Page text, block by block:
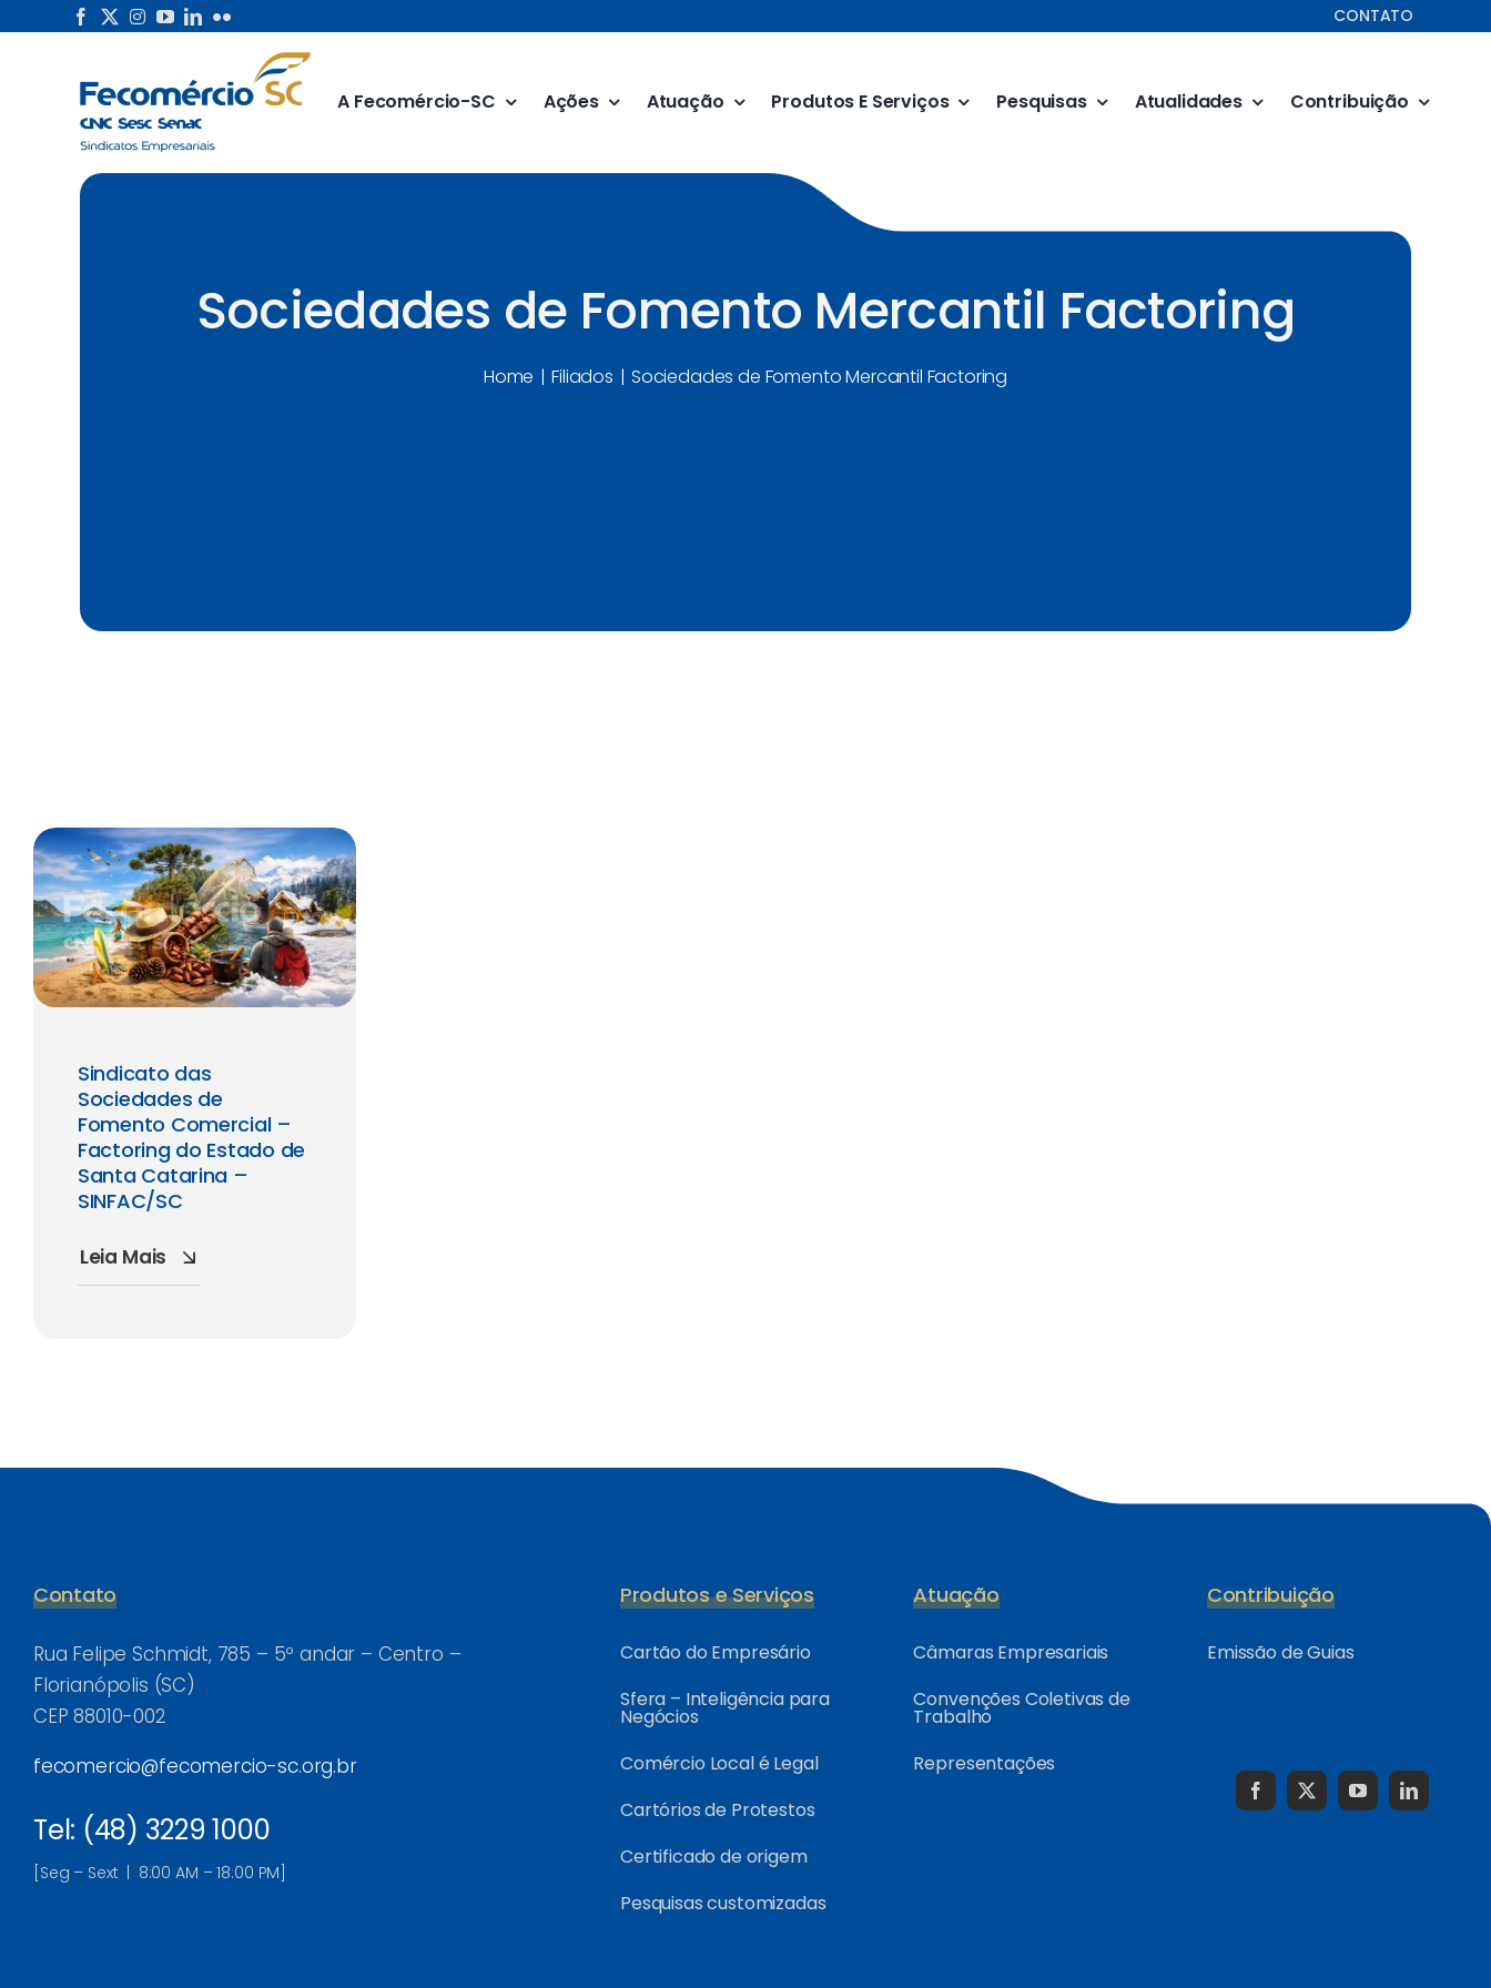
CONTATO
A Fecomércio-SC Ações Atuação Produtos E Serviços Pesquisas Atualidades Contribuição
Sociedades de Fomento Mercantil Factoring
Home Filiados Sociedades de Fomento Mercantil Factoring
Sindicato das
Sociedades de
Fomento Comercial –
Factoring do Estado de
Santa Catarina –
SINFAC/SC
Leia Mais
Contato
Rua Felipe Schmidt, 785 – 5º andar – Centro –
Florianópolis (SC)
CEP 88010-002
fecomercio@fecomercio-sc.org.br
Tel: (48) 3229 1000
[Seg – Sext | 8:00 AM – 18:00 PM]
Produtos e Serviços
Cartão do Empresário
Sfera – Inteligência para
Negócios
Comércio Local é Legal
Cartórios de Protestos
Certificado de origem
Pesquisas customizadas
Atuação
Câmaras Empresariais
Convenções Coletivas de
Trabalho
Representações
Contribuição
Emissão de Guias